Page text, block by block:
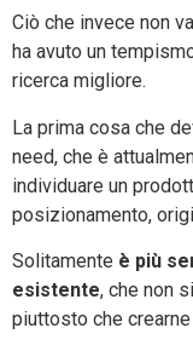
Ciò che invece non
ha avuto un
ricerca migliore.
La prima cosa che
need, che è
individuare un
posizionamento,
Solitamente è più
esistente, che non
piuttosto che